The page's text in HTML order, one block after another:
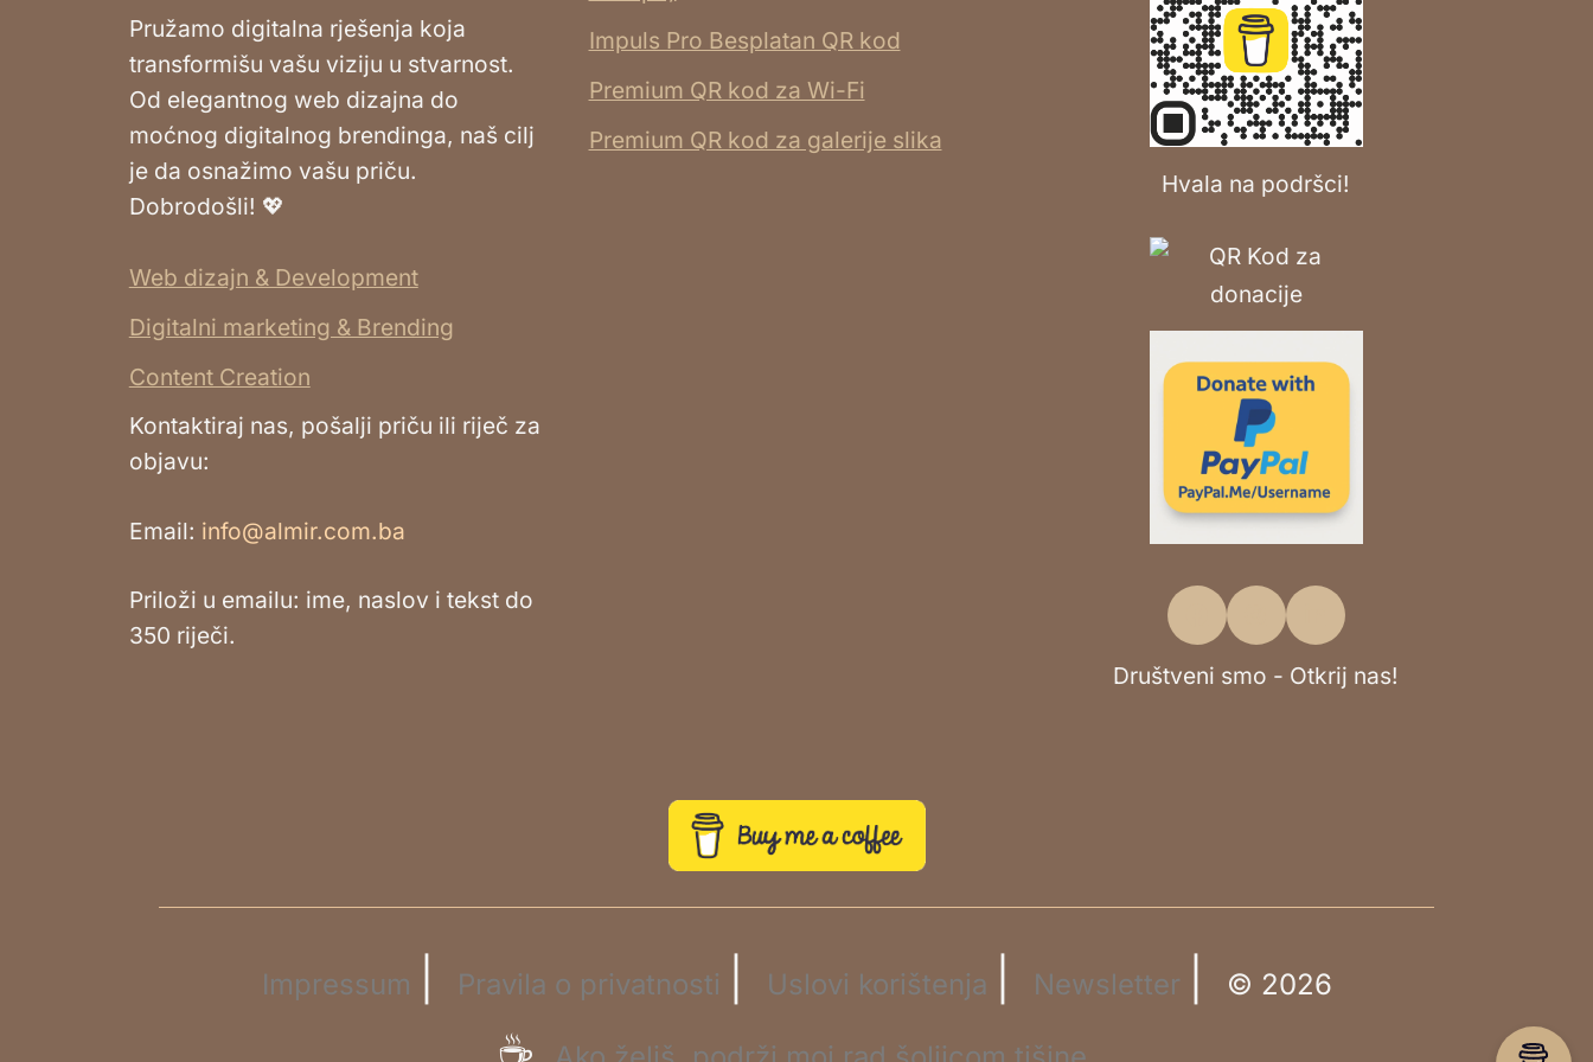
Pružamo digitalna rješenja koja
transformišu vašu viziju u stvarnost.
Od elegantnog web dizajna do
moćnog digitalnog brendinga, naš cilj
je da osnažimo vašu priču.
Dobrodošli! 💖
Web dizajn & Development
Digitalni marketing & Brending
Content Creation
Kontaktiraj nas, pošalji priču ili riječ za
objavu:
Email: info@almir.com.ba
Priloži u emailu: ime, naslov i tekst do
350 riječi.
Impuls Pro Besplatan QR kod
Premium QR kod za Wi-Fi
Premium QR kod za galerije slika
Hvala na podršci!
Društveni smo - Otkrij nas!
Impressum Pravila o privatnosti Uslovi korištenja Newsletter © 2026
☕